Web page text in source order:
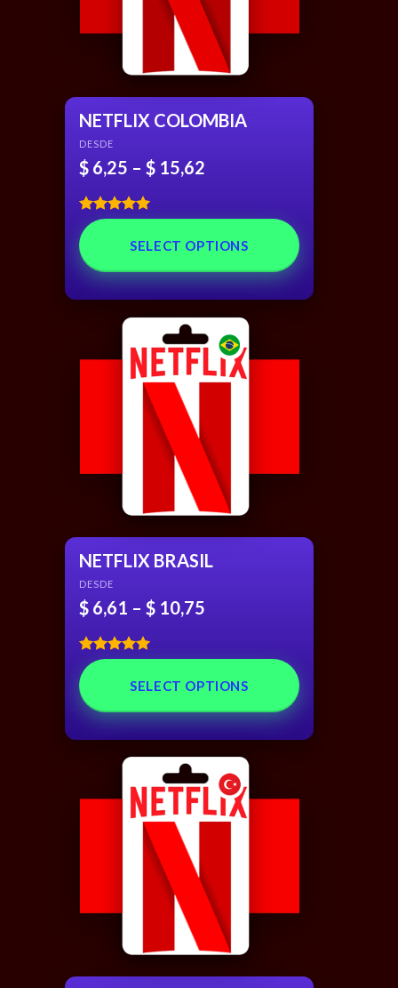
NETFLIX COLOMBIA
DESDE
$ 6,25 – $ 15,62
Rated
out of 5 SELECT OPTIONS
NETFLIX BRASIL
DESDE
$ 6,61 – $ 10,75
Rated5.00
out of 5 SELECT OPTIONS